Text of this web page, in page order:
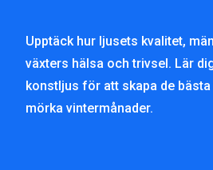
Upptäck hur ljusets kvalitet,
växters hälsa och trivsel. Lär
konstljus för att skapa de
mörka vintermånader.